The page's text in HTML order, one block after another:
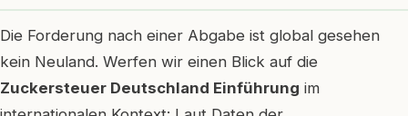
Die Forderung nach einer Abgabe ist global gesehen
kein Neuland. Werfen wir einen Blick auf die
Zuckersteuer Deutschland Einführung im